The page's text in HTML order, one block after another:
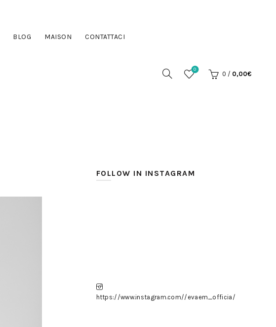
BLOG MAISON CONTATTACI
0
0 / 0,00€
FOLLOW IN INSTAGRAM
https://www.instagram.com//evaem_officia/